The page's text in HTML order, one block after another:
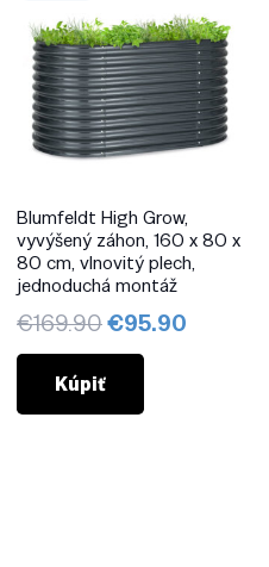
Blumfeldt High Grow,
vyvýšený záhon, 160 x 80 x
80 cm, vlnovitý plech,
jednoduchá montáž
€169.90Pôvodná
cena
€169.90.
€95.90
Kúpiť